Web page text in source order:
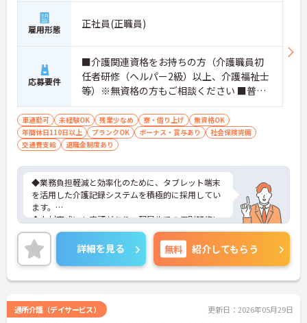
雇用形態 正社員(正職員)
応募要件
■介護関連資格をお持ちの方（介護職員初
任者研修（ヘルパー2級）以上、介護福祉士
等）※無資格の方もご相談ください ■普通
自動車第一種運転免許歓迎 ※夜勤対応必須
（配属サービスに関わらず、介護職正社員
は夜勤シフトに入る可能性があります）
車通勤可 未経験OK 残業少なめ 寮・借り上げ
無資格OK
年間休日110日以上
ブランクOK ボーナス・賞与あり
社会保険完備
交通費支給
退職金制度あり
◆業務負担軽減と効率化のために、タブレット端末
を活用した介護記録システムを積極的に採用してい
ます。
◆人材育成にも定評があり、配属先での個別研修に
加え、本部主導の集合研修やeラーニングシステムな
ど、未経験からでも着実にスキルアップできる教育
体制が整っています
◆育児・介護支援制度も充実しており、育児休暇取
得推進や、学習・健康・食事などに使える独自の福
手厚い福利厚生制度を用意しています。
詳細を見る 無料 紹介してもらう
通所介護（デイサービス） 更新日：2026年05月29日